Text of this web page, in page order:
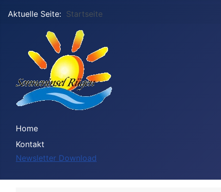
Aktuelle Seite: Startseite
Home
Kontakt
Newsletter Download